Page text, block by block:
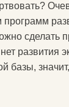
сделать
развития
базы,